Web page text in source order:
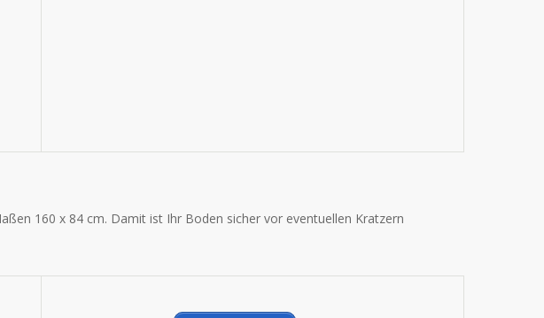
160 x 84 cm. Damit ist Ihr Boden sicher vor eventuellen Kratzern